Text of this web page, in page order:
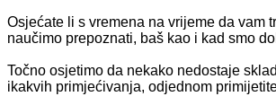
Osjećate li s vremena na vrijeme da vam
naučimo prepoznati, baš kao i kad smo
Točno osjetimo da nekako nedostaje
ikakvih primjećivanja, odjednom